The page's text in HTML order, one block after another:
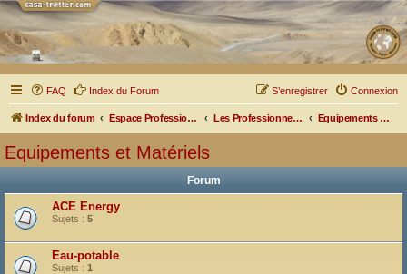
FAQ Index du Forum Connexion
S’enregistrer
Index du forum Espace Professionnel Les Professionnels nous parlent Equipements et Matériels
Equipements et Matériels
Forum
ACE Energy
Sujets : 5
Eau-potable
Sujets : 1